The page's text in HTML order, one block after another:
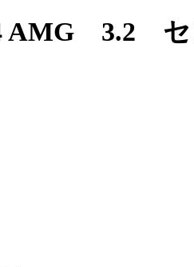
AMG 3.2 セ